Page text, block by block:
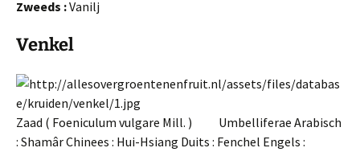
Zweeds :Vanilj
Venkel
Zaad ( Foeniculum vulgare Mill. ) Umbelliferae Arabisch
: Shamâr Chinees : Hui-Hsiang Duits : Fenchel Engels :